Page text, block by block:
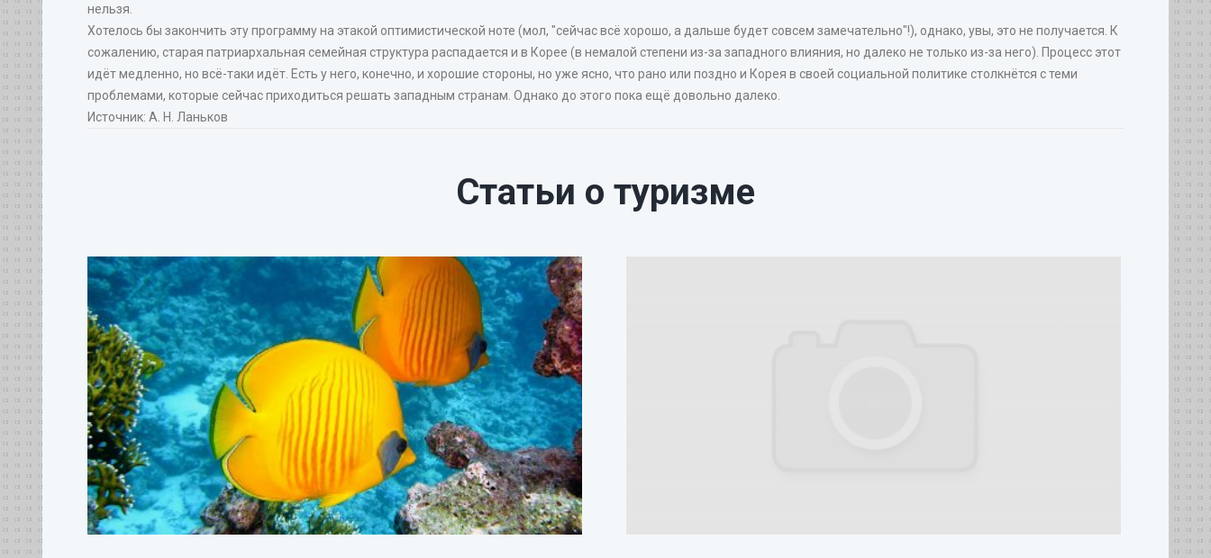
нельзя.
Хотелось бы закончить эту программу на этакой оптимистической ноте (мол, "сейчас всё хорошо, а дальше будет совсем замечательно"!), однако, увы, это не получается. К
сожалению, старая патриархальная семейная структура распадается и в Корее (в немалой степени из-за западного влияния, но далеко не только из-за него). Процесс этот
идёт медленно, но всё-таки идёт. Есть у него, конечно, и хорошие стороны, но уже ясно, что рано или поздно и Корея в своей социальной политике столкнётся с теми
проблемами, которые сейчас приходиться решать западным странам. Однако до этого пока ещё довольно далеко.
Источник: А. Н. Ланьков
Статьи о туризме